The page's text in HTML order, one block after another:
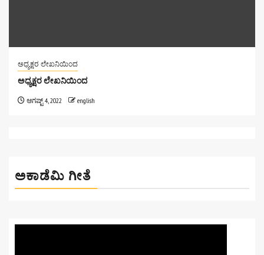
ಅಧ್ಯಕ್ಷರ ಲೇಖನಿಯಿಂದ
ಅಧ್ಯಕ್ಷರ ಲೇಖನಿಯಿಂದ
ಆಗಷ್ಟ್ 4, 2022 english
ಅಕಾಡೆಮಿ ಗೀತೆ